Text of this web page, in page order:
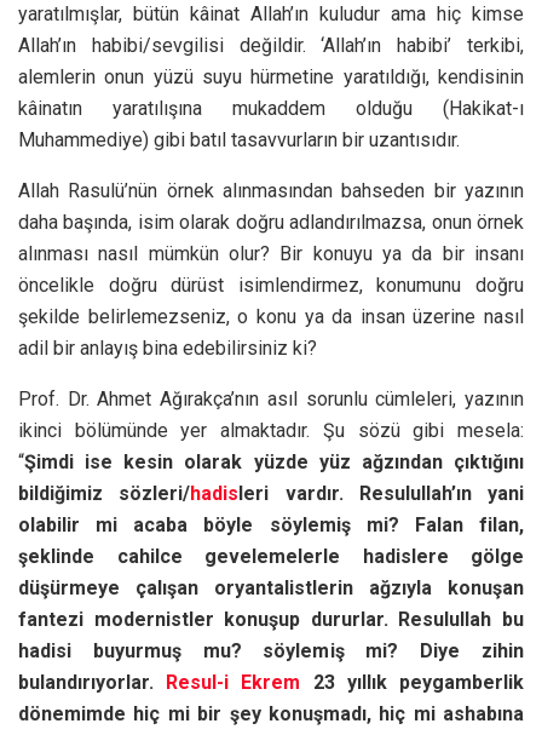
yaratılmışlar, bütün kâinat Allah’ın kuludur ama hiç kimse
Allah’ın habibi/sevgilisi değildir. ‘Allah’ın habibi’ terkibi,
alemlerin onun yüzü suyu hürmetine yaratıldığı, kendisinin
kâinatın yaratılışına mukaddem olduğu (Hakikat-ı
Muhammediye) gibi batıl tasavvurların bir uzantısıdır.
Allah Rasulü’nün örnek alınmasından bahseden bir yazının
daha başında, isim olarak doğru adlandırılmazsa, onun örnek
alınması nasıl mümkün olur? Bir konuyu ya da bir insanı
öncelikle doğru dürüst isimlendirmez, konumunu doğru
şekilde belirlemezseniz, o konu ya da insan üzerine nasıl
adil bir anlayış bina edebilirsiniz ki?
Prof. Dr. Ahmet Ağırakça’nın asıl sorunlu cümleleri, yazının
ikinci bölümünde yer almaktadır. Şu sözü gibi mesela:
“Şimdi ise kesin olarak yüzde yüz ağzından çıktığını
bildiğimiz sözleri/hadisleri vardır. Resulullah’ın yani
olabilir mi acaba böyle söylemiş mi? Falan filan,
şeklinde cahilce gevelemelerle hadislere gölge
düşürmeye çalışan oryantalistlerin ağzıyla konuşan
fantezi modernistler konuşup dururlar. Resulullah bu
hadisi buyurmuş mu? söylemiş mi? Diye zihin
bulandırıyorlar. Resul-i Ekrem 23 yıllık peygamberlik
dönemimde hiç mi bir şey konuşmadı, hiç mi ashabına